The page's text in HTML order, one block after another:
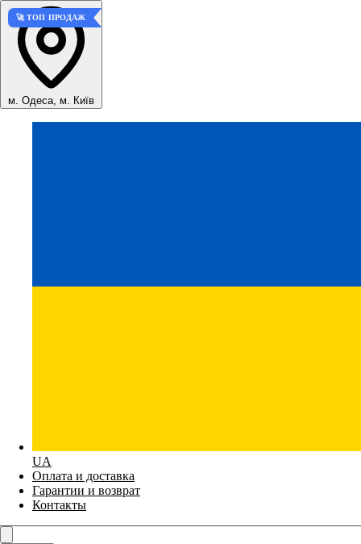
м. Одеса, м. Київ
UA
Оплата и доставка
Гарантии и возврат
Контакты
🚀 ТОП ПРОДАЖ